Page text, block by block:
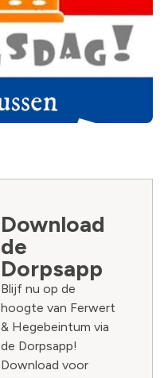
Download
de
Dorpsapp
Blijf nu op de
hoogte van Ferwert
& Hegebeintum via
de Dorpsapp!
Download voor